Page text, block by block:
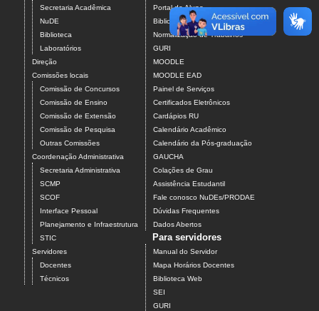
Secretaria Acadêmica
NuDE
Biblioteca
Laboratórios
Direção
Comissões locais
Comissão de Concursos
Comissão de Ensino
Comissão de Extensão
Comissão de Pesquisa
Outras Comissões
Coordenação Administrativa
Secretaria Administrativa
SCMP
SCOF
Interface Pessoal
Planejamento e Infraestrutura
STIC
Servidores
Docentes
Técnicos
Portal do Aluno
Biblioteca Web
Normalização de Trabalhos
GURI
MOODLE
MOODLE EAD
Painel de Serviços
Certificados Eletrônicos
Cardápios RU
Calendário Acadêmico
Calendário da Pós-graduação
GAUCHA
Colações de Grau
Assistência Estudantil
Fale conosco NuDEs/PRODAE
Dúvidas Frequentes
Dados Abertos
Para servidores
Manual do Servidor
Mapa Horários Docentes
Biblioteca Web
SEI
GURI